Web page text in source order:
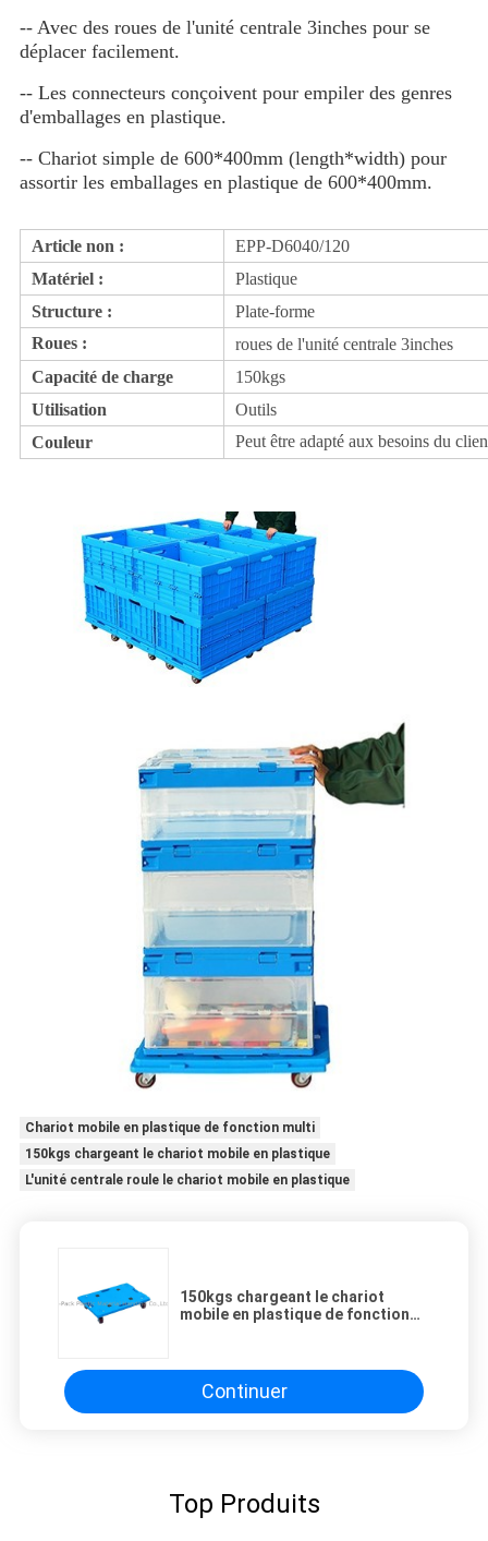
-- Avec des roues de l'unité centrale 3inches pour se
déplacer facilement.
-- Les connecteurs conçoivent pour empiler des genres
d'emballages en plastique.
-- Chariot simple de 600*400mm (length*width) pour
assortir les emballages en plastique de 600*400mm.
Article non :
EPP-D6040/120
Matériel :
Plastique
Structure :
Plate-forme
Roues :
roues de l'unité centrale 3inches
Capacité de charge
150kgs
Utilisation
Outils
Couleur
Peut être adapté aux besoins du
Chariot mobile en plastique de fonction multi
150kgs chargeant le chariot mobile en plastique
L'unité centrale roule le chariot mobile en plastique
150kgs chargeant le chariot
mobile en plastique de fonction
Continuer
Top Produits